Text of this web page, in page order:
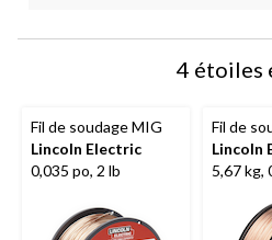
4 étoiles
Fil de soudage MIG
Lincoln Electric
0,035 po, 2 lb
Fil de
Lincoln
5,67 kg,